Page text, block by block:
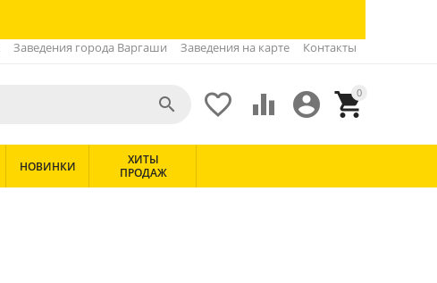
Заведения города Варгаши Заведения на карте Контакты
0


 

НОВИНКИ
ХИТЫ
ПРОДАЖ